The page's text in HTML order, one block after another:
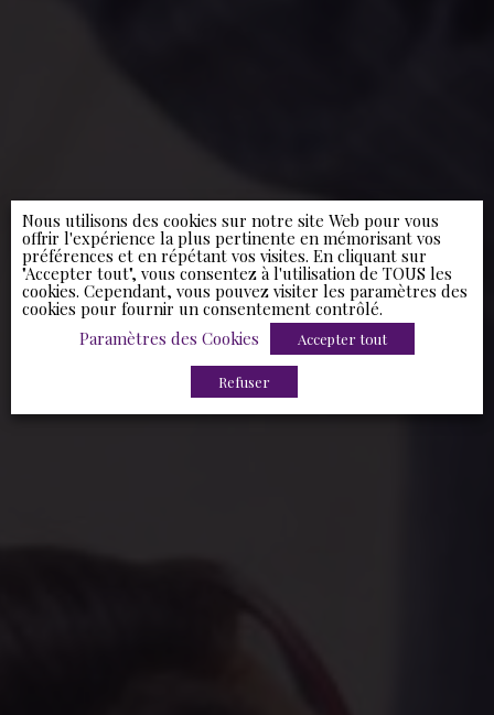
Nous utilisons des cookies sur notre site Web pour vous
offrir l'expérience la plus pertinente en mémorisant vos
préférences et en répétant vos visites. En cliquant sur
"Accepter tout", vous consentez à l'utilisation de TOUS les
cookies. Cependant, vous pouvez visiter les paramètres des
cookies pour fournir un consentement contrôlé.
Paramètres des Cookies
Accepter tout
Refuser